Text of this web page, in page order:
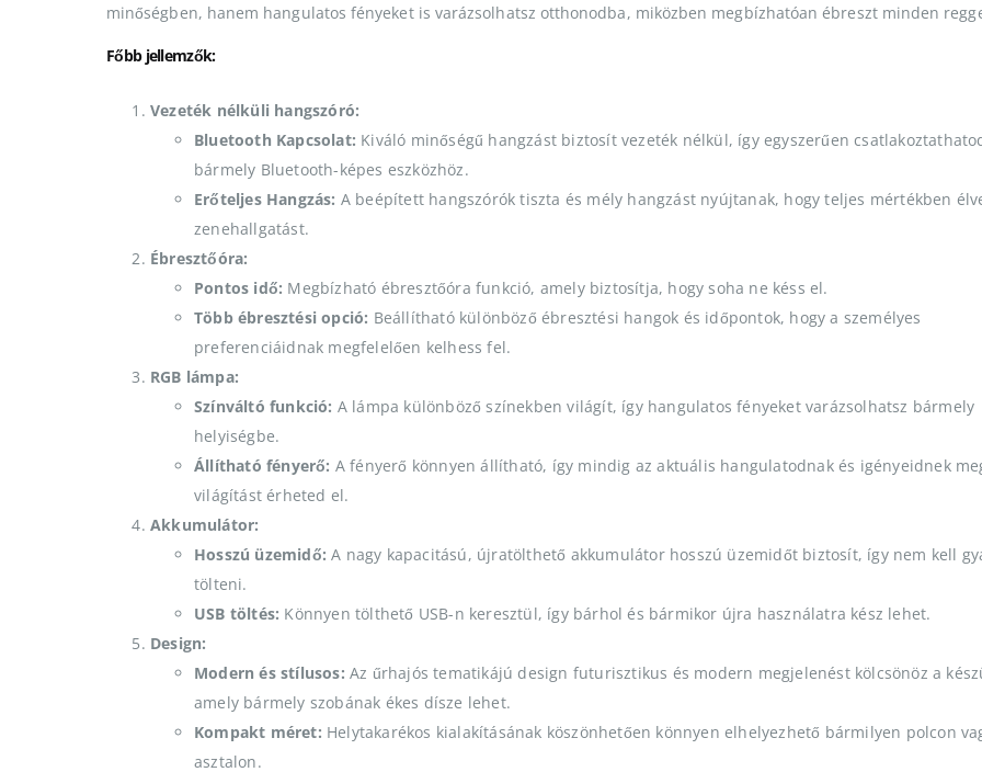
minőségben, hanem hangulatos fényeket is varázsolhatsz otthonodba, miközben megbízhatóan ébreszt minden
Főbb jellemzők:
Vezeték nélküli hangszóró:
Bluetooth Kapcsolat: Kiváló minőségű hangzást biztosít vezeték nélkül, így egyszerűen
bármely Bluetooth-képes eszközhöz.
Erőteljes Hangzás: A beépített hangszórók tiszta és mély hangzást nyújtanak, hogy teljes mértékben
zenehallgatást.
Ébresztőóra:
Pontos idő: Megbízható ébresztőóra funkció, amely biztosítja, hogy soha ne késs el.
Több ébresztési opció: Beállítható különböző ébresztési hangok és időpontok, hogy a személyes
preferenciáidnak megfelelően kelhess fel.
RGB lámpa:
Színváltó funkció: A lámpa különböző színekben világít, így hangulatos fényeket varázsolhatsz bármely
helyiségbe.
Állítható fényerő: A fényerő könnyen állítható, így mindig az aktuális hangulatodnak és igényeidnek
világítást érheted el.
Akkumulátor:
Hosszú üzemidő: A nagy kapacitású, újratölthető akkumulátor hosszú üzemidőt biztosít, így nem kell
tölteni.
USB töltés: Könnyen tölthető USB-n keresztül, így bárhol és bármikor újra használatra kész lehet.
Design:
Modern és stílusos: Az űrhajós tematikájú design futurisztikus és modern megjelenést kölcsönöz a
amely bármely szobának ékes dísze lehet.
Kompakt méret: Helytakarékos kialakításának köszönhetően könnyen elhelyezhető bármilyen polcon
asztalon.